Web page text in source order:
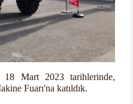
Mart 2023 tarihlerinde,
Fuarı'na katıldık.